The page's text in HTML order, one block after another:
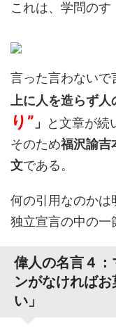
これは、学問のす
言った言わないで
上に人を造らず
り” 」
と文章が続
そのため福沢諭吉
文である。
何の引用なのかは
独立宣言の中の一
偉人の名言４
ンがなければ
い」